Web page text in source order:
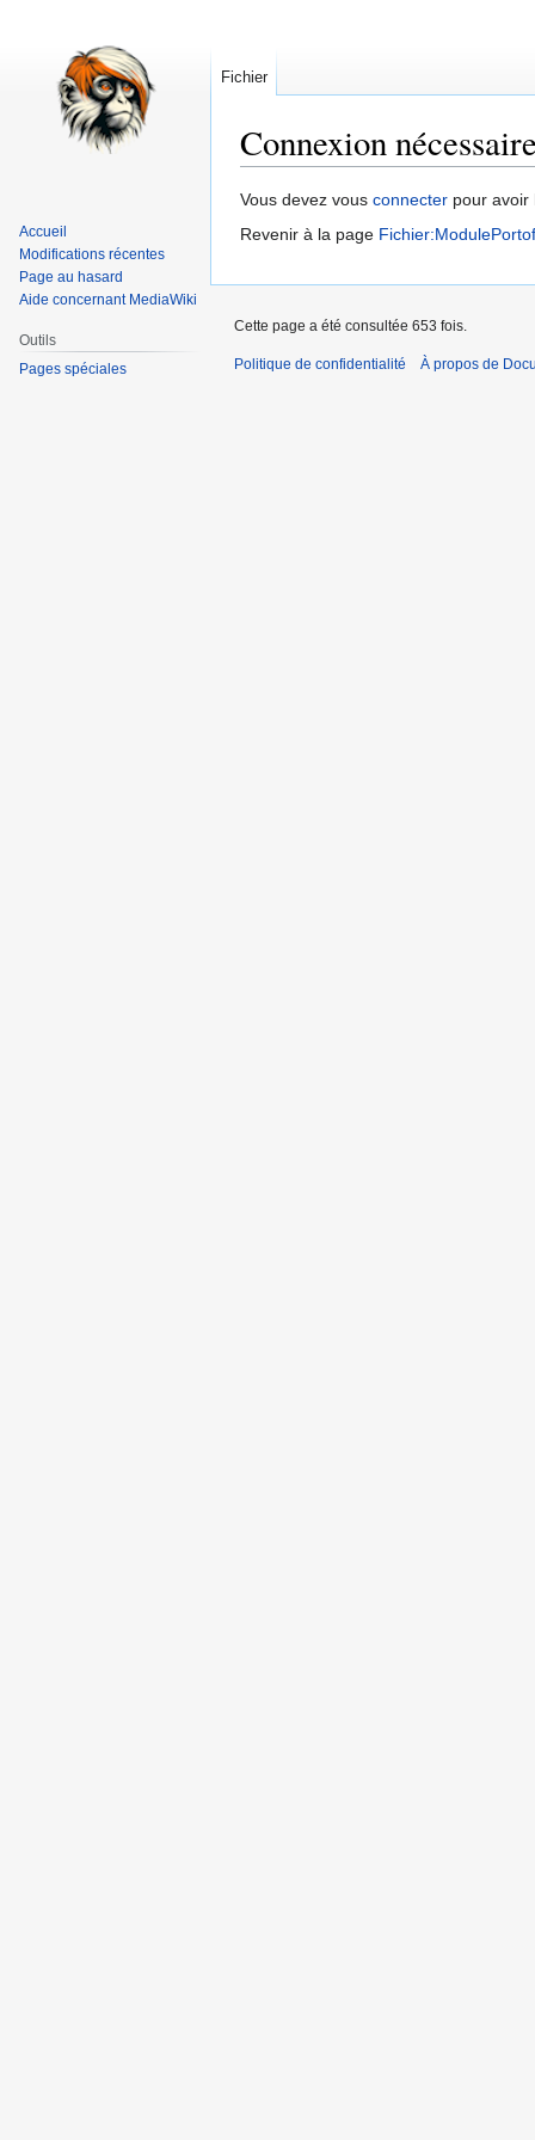
Connexion
Aller
à
Aller
à
Vous devez vous connecter pour avoir
Revenir à la page
Fichier
Accueil
Modifications récentes
Page au hasard
Aide concernant MediaWiki
Outils
Pages spéciales
Cette page a été consultée 653 fois.
Politique de confidentialité À propos de